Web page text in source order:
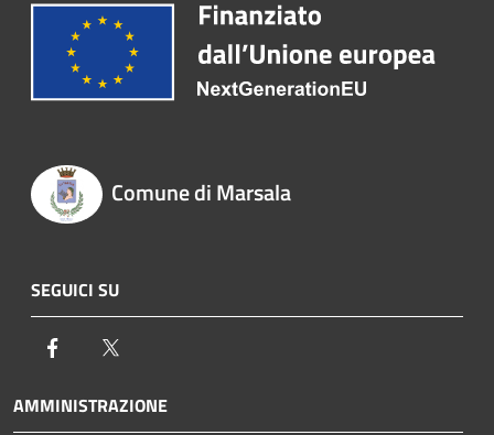
Comune di Marsala
SEGUICI SU
Facebook
AMMINISTRAZIONE